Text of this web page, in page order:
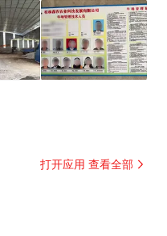
打开应用 查看全部